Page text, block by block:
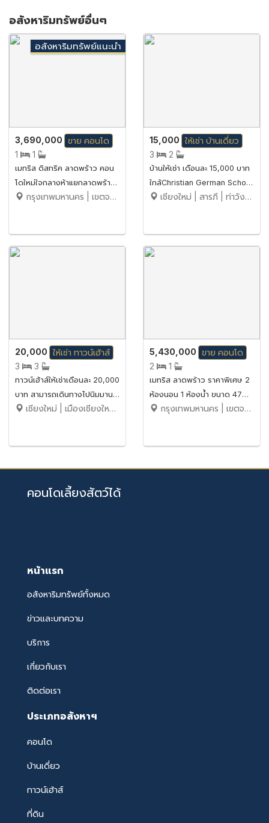
อสังหาริมทรัพย์อื่นๆ
อสังหาริมทรัพย์แนะนำ
3,690,000 ขาย คอนโด
1
1
เมทริส ดิสทริค ลาดพร้าว คอน
โดใหม่ใจกลางห้าแยกลาดพร้าว
เลี้ยงสัตว์ได้
กรุงเทพมหานคร | เขตจตุจักร | จอมพล
15,000 ให้เช่า บ้านเดี่ยว
3
2
บ้านให้เช่า เดือนละ 15,000 บาท
ใกล้Christian German School
Chiang Mai No.15H163
เชียงใหม่ | สารภี | ท่าวังตาล
20,000 ให้เช่า ทาวน์เฮ้าส์
3
3
ทาวน์เฮ้าส์ให้เช่าเดือนละ 20,000
บาท สามารถเดินทางไปนิมมานฯ
ได้สบายมาก No.1H188
เชียงใหม่ | เมืองเชียงใหม่ | สุเทพ
5,430,000 ขาย คอนโด
2
1
เมทริส ลาดพร้าว ราคาพิเศษ 2
ห้องนอน 1 ห้องน้ำ ขนาด 47
ตร.ม.กรุงเทพมหานคร | เขตจตุจักร | จอมพล
คอนโดเลี้ยงสัตว์ได้
หน้าแรก
อสังหาริมทรัพย์ทั้งหมด
ข่าวและบทความ
บริการ
เกี่ยวกับเรา
ติดต่อเรา
ประเภทอสังหาฯ
คอนโด
บ้านเดี่ยว
ทาวน์เฮ้าส์
ที่ดิน